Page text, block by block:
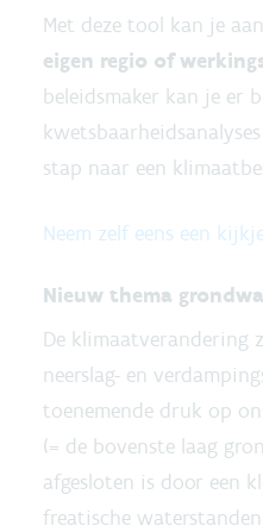
Met deze tool kan je
eigen regio of
beleidsmaker kan je er
stap naar een
Neem zelf eens een
Nieuw thema
De klimaatverandering
neerslag- en
toenemende druk op
(= de bovenste laag
afgesloten is door een
freatische